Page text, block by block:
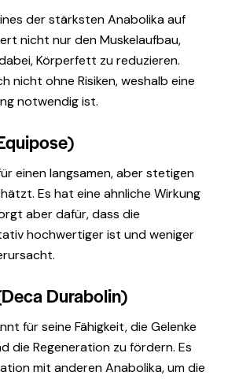
der stärksten Anabolika auf
nicht nur den Muskelaufbau,
Körperfett zu reduzieren.
nicht ohne Risiken, weshalb eine
notwendig ist.
einen langsamen, aber stetigen
Es hat eine ahnliche Wirkung
aber dafür, dass die
hochwertiger ist und weniger
Durabolin)
für seine Fähigkeit, die Gelenke
die Regeneration zu fördern. Es
mit anderen Anabolika, um die